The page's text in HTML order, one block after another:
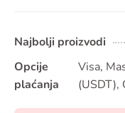
Najbolji proizvodi
Opcije
plaćanja
Visa,
(USDT),